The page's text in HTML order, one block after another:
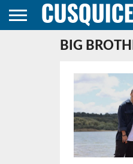
BIG